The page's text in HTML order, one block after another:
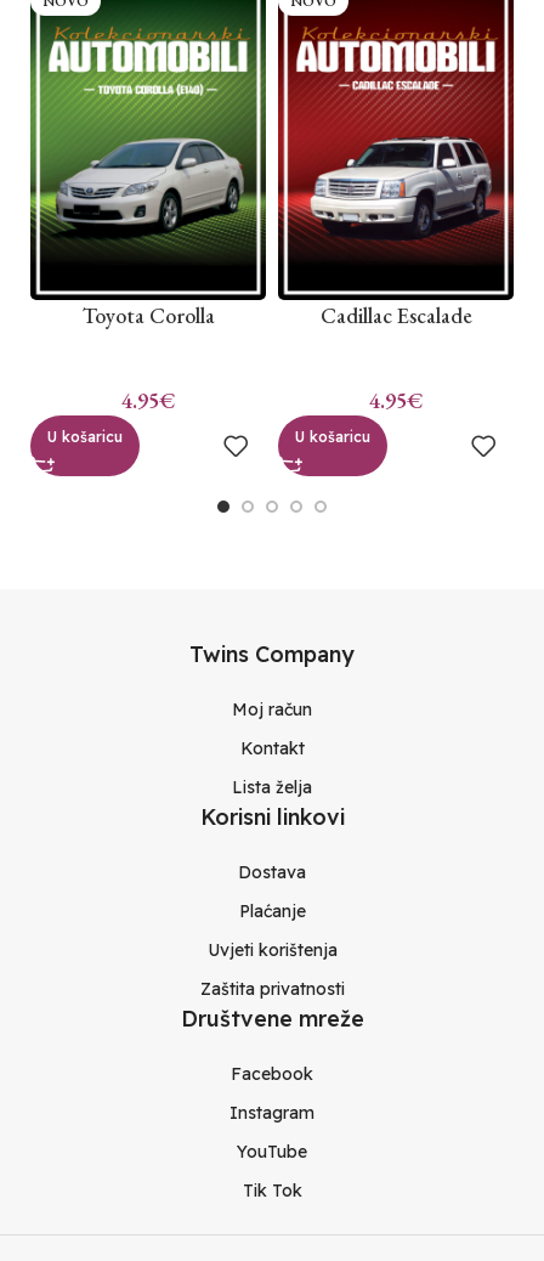
Toyota Corolla
4.95€
U košaricu
Cadillac Escalade
4.95€
U košaricu
Twins Company
Moj račun
Kontakt
Lista želja
Korisni linkovi
Dostava
Plaćanje
Uvjeti korištenja
Zaštita privatnosti
Društvene mreže
Facebook
Instagram
YouTube
Tik Tok